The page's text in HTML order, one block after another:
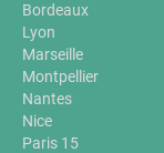
Bordeaux
Lyon
Marseille
Montpellier
Nantes
Nice
Paris 15